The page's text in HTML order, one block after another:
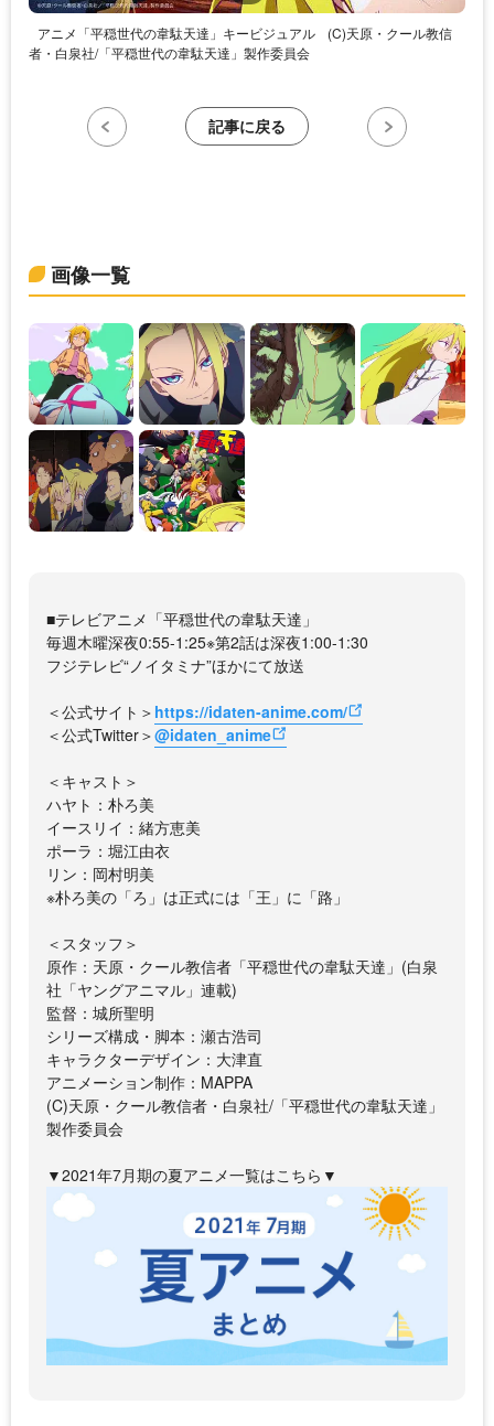
アニメ「平穏世代の韋駄天達」キービジュアル
(C)天原・クール教信
者・白泉社/「平穏世代の韋駄天達」製作委員会
記事に戻る
画像一覧
■テレビアニメ「平穏世代の韋駄天達」
毎週木曜深夜0:55-1:25※第2話は深夜1:00-1:30
フジテレビ“ノイタミナ”ほかにて放送
＜公式サイト＞ https://idaten-anime.com/
＜公式Twitter＞@idaten_anime
＜キャスト＞
ハヤト：朴ろ美
イースリイ：緒方恵美
ポーラ：堀江由衣
リン：岡村明美
※朴ろ美の「ろ」は正式には「王」に「路」
＜スタッフ＞
原作：天原・クール教信者「平穏世代の韋駄天達」(白泉
社「ヤングアニマル」連載)
監督：城所聖明
シリーズ構成・脚本：瀬古浩司
キャラクターデザイン：大津直
アニメーション制作：MAPPA
(C)天原・クール教信者・白泉社/「平穏世代の韋駄天達」
製作委員会
▼2021年7月期の夏アニメ一覧はこちら▼